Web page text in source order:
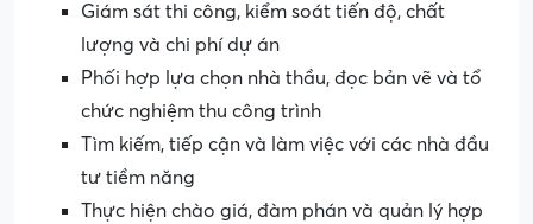
Giám sát thi công, kiểm soát tiến độ, chất
lượng và chi phí dự án
Phối hợp lựa chọn nhà thầu, đọc bản vẽ và tổ
chức nghiệm thu công trình
Tìm kiếm, tiếp cận và làm việc với các nhà đầu
tư tiềm năng
Thực hiện chào giá, đàm phán và quản lý hợp